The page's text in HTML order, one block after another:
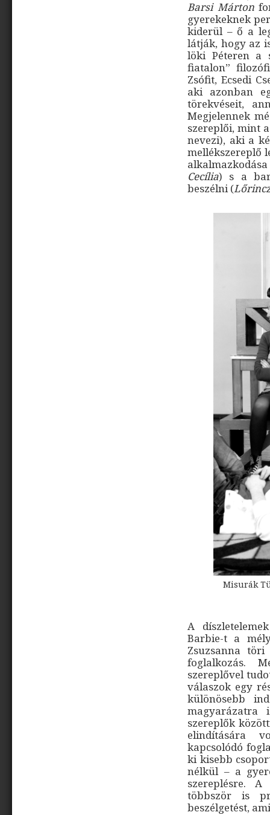
Barsi Márton
gyerekeknek
kiderül – ő a
látják, hogy az
löki Péteren a
fiatalon”
Zsófit, Ecsedi
aki azonban
törekvéseit,
Megjelennek
szereplői, mint
nevezi), aki a
mellékszereplő
Cecília) s a
beszélni (
Misurák
A
Barbie-t a
Zsuzsanna
foglalkozás.
szereplővel
válaszok egy
különösebb
szereplők
elindítására
kapcsolódó
ki kisebb
nélkül – a
szereplésre.
többször is
beszélgetést,